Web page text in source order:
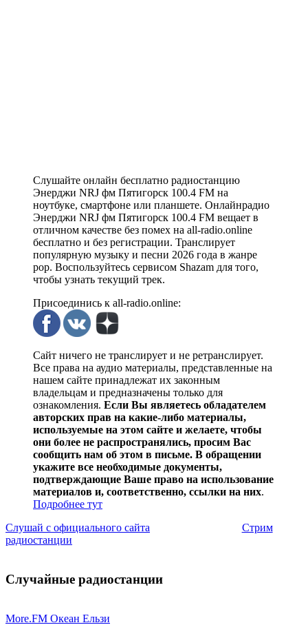
Слушайте онлайн бесплатно радиостанцию
Энерджи NRJ фм Пятигорск 100.4 FM на
ноутбуке, смартфоне или планшете. Онлайнрадио
Энерджи NRJ фм Пятигорск 100.4 FM вещает в
отличном качестве без помех на all-radio.online
бесплатно и без регистрации. Транслирует
популярную музыку и песни 2026 года в жанре
pop. Воспользуйтесь сервисом Shazam для того,
чтобы узнать текущий трек.
Присоединись к all-radio.online:
Сайт ничего не транслирует и не ретранслирует.
Все права на аудио материалы, представленные на
нашем сайте принадлежат их законным
владельцам и предназначены только для
ознакомления. Если Вы являетесь обладателем
авторских прав на какие-либо материалы,
используемые на этом сайте и желаете, чтобы
они более не распространялись, просим Вас
сообщить нам об этом в письме. В обращении
укажите все необходимые документы,
подтверждающие Ваше право на использование
материалов и, соответственно, ссылки на них.
Подробнее тут
Слушай с официального сайта
Стрим
радиостанции
Случайные радиостанции
More.FM Океан Ельзи